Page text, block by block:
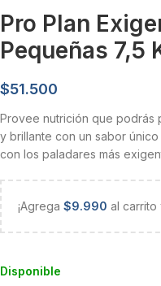
Pro Plan
Pequeñas 7,5
$51.500
Provee nutrición que podrás
y brillante con un sabor
con los paladares más
¡Agrega $9.990 al carrito
Disponible